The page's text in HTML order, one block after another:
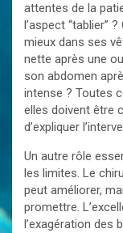
attentes de la
l’aspect “tablier”
mieux dans ses
nette après une
son abdomen
intense ? Toutes
elles doivent être
d’expliquer
Un autre rôle
les limites. Le
peut améliorer,
promettre.
l’exagération des